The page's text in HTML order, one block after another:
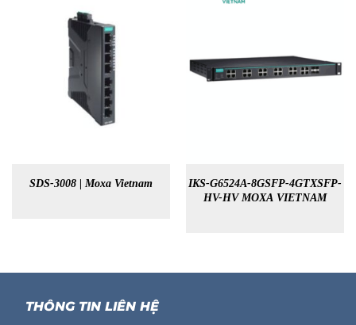
SDS-3008 | Moxa Vietnam
IKS-G6524A-8GSFP-4GTXSFP-
HV-HV MOXA VIETNAM
THÔNG TIN LIÊN HỆ